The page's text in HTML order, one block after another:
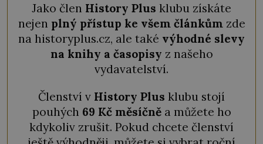
Jako člen History Plus klubu získáte
nejen plný přístup ke všem článkůmzde
na historyplus.cz, ale také výhodné slevy
na knihy a časopisy z našeho
vydavatelství.
Členství v History Plus klubu stojí
pouhých 69 Kč měsíčněa můžete ho
kdykoliv zrušit. Pokud chcete členství